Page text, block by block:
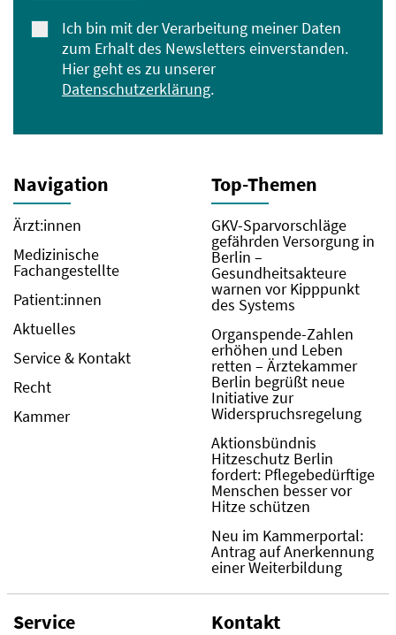
Ich bin mit der Verarbeitung meiner Daten
zum Erhalt des Newsletters einverstanden.
Hier geht es zu unserer
Datenschutzerklärung.
Navigation
Ärzt:innen
Medizinische
Fachangestellte
Patient:innen
Aktuelles
Service & Kontakt
Recht
Kammer
Top-Themen
GKV-Sparvorschläge
gefährden Versorgung in
Berlin –
Gesundheitsakteure
warnen vor Kipppunkt
des Systems
Organspende-Zahlen
erhöhen und Leben
retten – Ärztekammer
Berlin begrüßt neue
Initiative zur
Widerspruchsregelung
Aktionsbündnis
Hitzeschutz Berlin
fordert: Pflegebedürftige
Menschen besser vor
Hitze schützen
Neu im Kammerportal:
Antrag auf Anerkennung
einer Weiterbildung
Service Kontakt